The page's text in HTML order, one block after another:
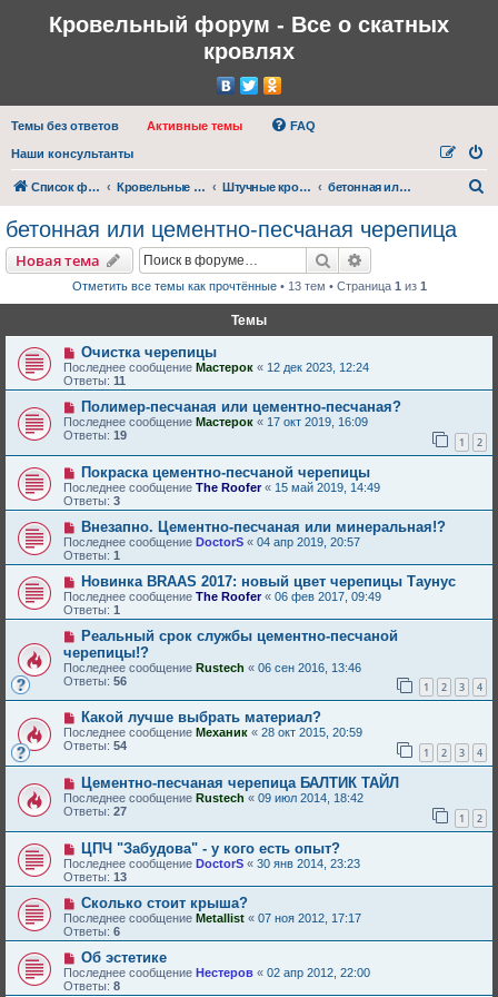
Кровельный форум - Все о скатных
кровлях
Темы без ответов Активные темы FAQ
Наши консультанты
Список форумов Кровельные материалы, покрытия Штучные кровельные материалы бетонная или цементно-песчаная черепица
бетонная или цементно-песчаная черепица
Новая тема Поиск
Отметить все темы как прочтённые• 13 тем • Страница 1 из 1
Темы
Очистка черепицы
Последнее сообщение Мастерок « 12 дек 2023, 12:24
Ответы: 11
Полимер-песчаная или цементно-песчаная?
Последнее сообщение Мастерок « 17 окт 2019, 16:09
Ответы: 19 1 2
Покраска цементно-песчаной черепицы
Последнее сообщение The Roofer« 15 май 2019, 14:49
Ответы: 3
Внезапно. Цементно-песчаная или минеральная!?
Последнее сообщение DoctorS « 04 апр 2019, 20:57
Ответы: 1
Новинка BRAAS 2017: новый цвет черепицы Таунус
Последнее сообщение The Roofer« 06 фев 2017, 09:49
Ответы: 1
Реальный срок службы цементно-песчаной
черепицы!?
Последнее сообщение Rustech « 06 сен 2016, 13:46
Ответы: 56 1 2 3 4
Какой лучше выбрать материал?
Последнее сообщение Механик « 28 окт 2015, 20:59
Ответы: 54 1 2 3 4
Цементно-песчаная черепица БАЛТИК ТАЙЛ
Последнее сообщение Rustech « 09 июл 2014, 18:42
Ответы: 27 1 2
ЦПЧ "Забудова" - у кого есть опыт?
Последнее сообщение DoctorS « 30 янв 2014, 23:23
Ответы: 13
Сколько стоит крыша?
Последнее сообщение Metallist « 07 ноя 2012, 17:17
Ответы: 6
Об эстетике
Последнее сообщение Нестеров « 02 апр 2012, 22:00
Ответы: 8